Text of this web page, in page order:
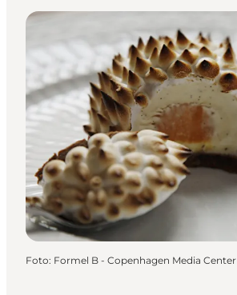
Foto: Formel B - Copenhagen Media Center